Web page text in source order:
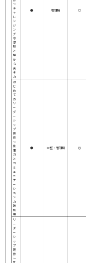
～
チ
ャ
レ
ン
ジ
ン
グ
な
姿
勢
と
強
か
な
変
革
力
● 管理職 ○
は
じ
め
て
の
リ
ー
ダ
ー
シ
ッ
プ
研
修
～
仕
事
力
と
コ
ミ
ュ
ニ
ケ
ー
シ
ョ
ン
力
強
化
編
● 中堅 ・管理職 ◎
リ
ー
ダ
ー
シ
ッ
プ
研
修
～
サ